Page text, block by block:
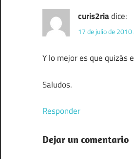
curis2riadice:
17 de julio de
Y lo mejor es que quizás
Saludos.
Responder
Dejar un comentario